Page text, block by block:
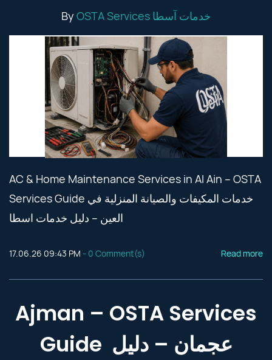
By OSTA Services خدمات آسطا
AC & Home Maintenance Services in Al Ain – OSTA
Services Guide خدمات المكيفات والصيانة المنزلية في
العين – دليل خدمات اسطا
17.06.26 09:43 PM - 0 Comment(s) Read more
Ajman – OSTA Services
Guide عجمان – دليل